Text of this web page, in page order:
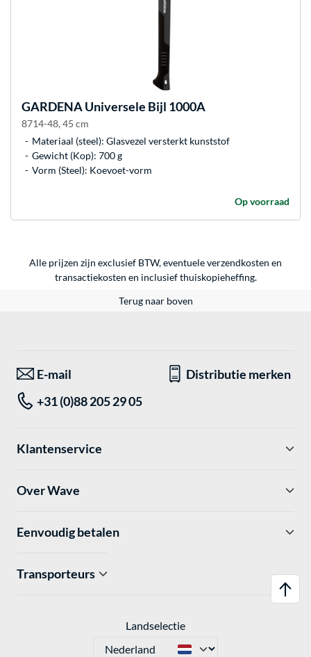
GARDENAUniversele Bijl 1000A
8714-48, 45 cm
Materiaal (steel): Glasvezel versterkt kunststof
Gewicht (Kop): 700 g
Vorm (Steel): Koevoet-vorm
Op voorraad
Alle prijzen zijn exclusief BTW, eventuele verzendkosten en
transactiekosten en inclusief thuiskopieheffing.
Terug naar boven
E-mail
Distributie merken
+31 (0)88 205 29 05
Klantenservice
Over Wave
Eenvoudig betalen
Transporteurs
Landselectie